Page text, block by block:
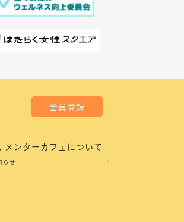
会員登録
メンターカフェについて
らせ